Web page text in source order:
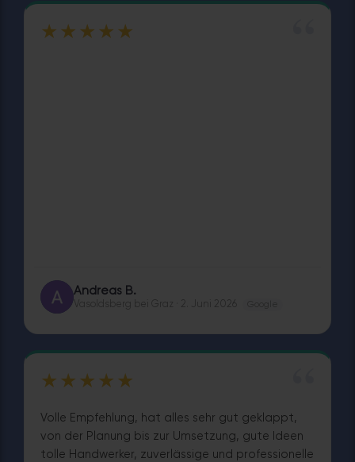
★★★★★
AB Andreas B.
Vasoldsberg bei Graz · 2. Juni 2026
★★★★★
Volle Empfehlung, hat alles sehr gut geklappt,
von der Planung bis zur Umsetzung, gute Ideen
tolle Handwerker, zuverlässige und professionelle